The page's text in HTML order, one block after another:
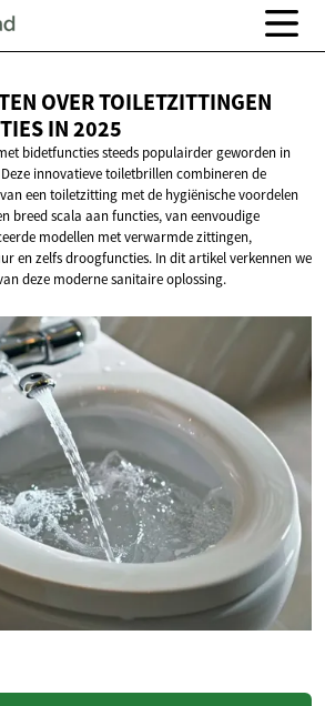
OVER TOILETZITTINGEN
IN 2025
bidetfuncties steeds populairder geworden in
innovatieve toiletbrillen combineren de
een toiletzitting met de hygiënische voordelen
breed scala aan functies, van eenvoudige
modellen met verwarmde zittingen,
en zelfs droogfuncties. In dit artikel verkennen we
deze moderne sanitaire oplossing.